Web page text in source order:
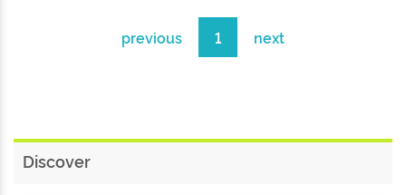
previous 1 next
Discover